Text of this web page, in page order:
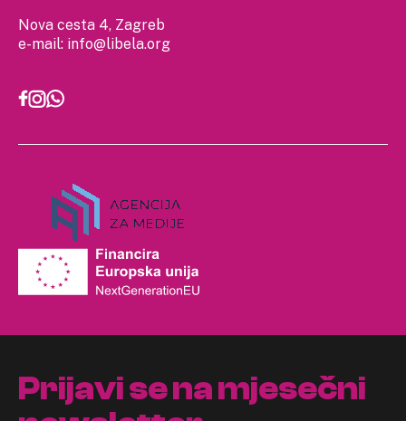
Nova cesta 4, Zagreb
e-mail: info@libela.org
Prijavi se na mjesečni